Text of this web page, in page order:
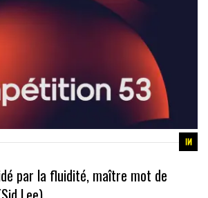
par la fluidité, maître mot de